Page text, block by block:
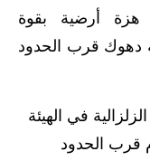
تسجيل هزة أرضية بقوة
دهوك قرب الحدود
في الهيئة
قرب الحدود